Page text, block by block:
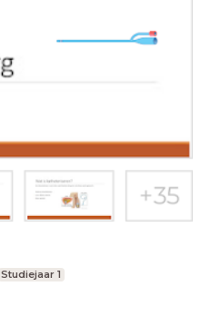
Studiejaar 1